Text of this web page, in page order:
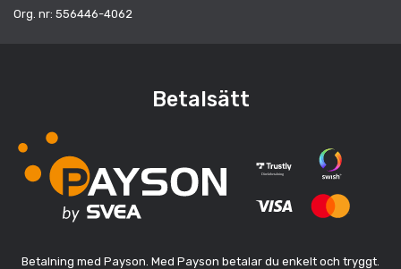
Org. nr: 556446-4062
Betalsätt
Betalning med Payson. Med Payson betalar du enkelt och tryggt.